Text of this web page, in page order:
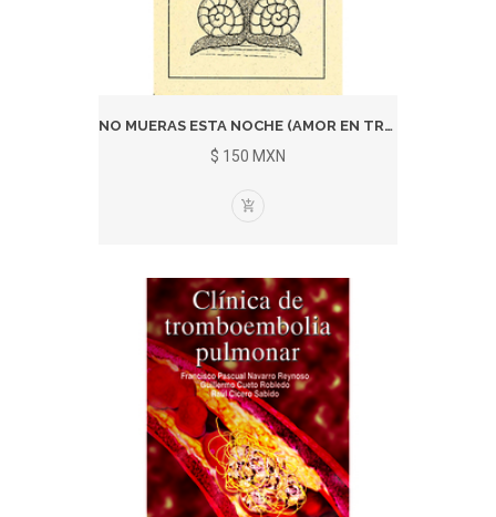
NO MUERAS ESTA NOCHE (AMOR EN TRES...
$ 150 MXN